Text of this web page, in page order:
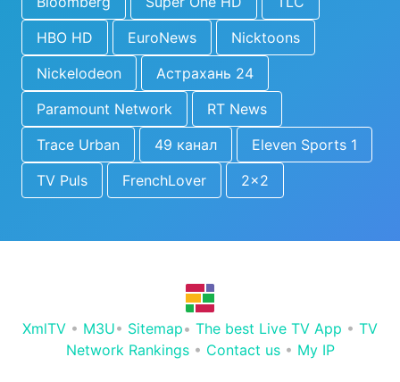
HBO HD
EuroNews
Nicktoons
Nickelodeon
Астрахань 24
Paramount Network
RT News
Trace Urban
49 канал
Eleven Sports 1
TV Puls
FrenchLover 2x2
XmlTV • M3U• Sitemap• The best Live TV App • TV
Network Rankings• Contact us• My IP